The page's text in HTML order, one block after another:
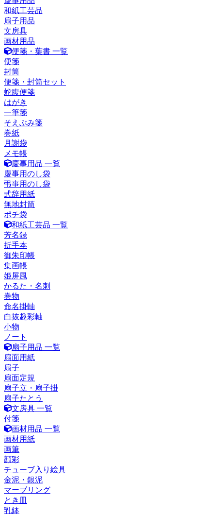
和紙工芸品
扇子用品
文房具
画材用品
便箋・葉書 一覧
便箋
封筒
便箋・封筒セット
蛇腹便箋
はがき
一筆箋
そえぶみ箋
巻紙
月謝袋
メモ帳
慶事用品 一覧
慶事用のし袋
弔事用のし袋
式辞用紙
無地封筒
ポチ袋
和紙工芸品 一覧
芳名録
折手本
御朱印帳
集画帳
姫屏風
かるた・名刺
巻物
命名掛軸
白抜趣彩軸
小物
ノート
扇子用品 一覧
扇面用紙
扇子
扇面定規
扇子立・扇子掛
扇子たとう
文房具 一覧
付箋
画材用品 一覧
画材用紙
画筆
顔彩
チューブ入り絵具
金泥・銀泥
マーブリング
とき皿
乳鉢